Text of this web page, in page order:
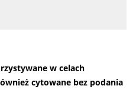
w celach
cytowane bez podania